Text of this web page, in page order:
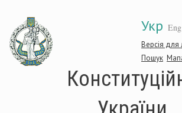
основного
матеріалу
Укр Eng
Версія
Пошук